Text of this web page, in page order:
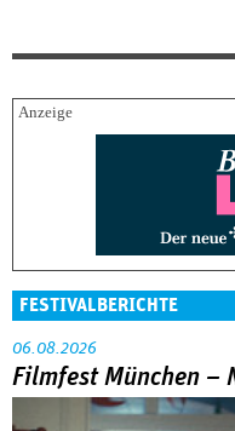
FESTIVALBERICHTE
06.08.2026
Filmfest München –